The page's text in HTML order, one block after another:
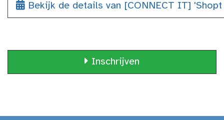
Bekijk de details van [CONNECT IT]
Inschrijven